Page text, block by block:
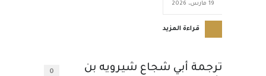
19 مارس، 2026
قراءة المزيد
ترجمة أبي شجاع شيرويه بن
0